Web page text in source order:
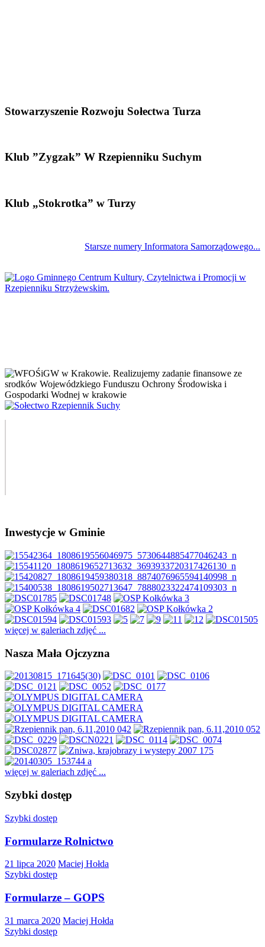
Stowarzyszenie Rozwoju Sołectwa Turza
Klub ”Zygzak” W Rzepienniku Suchym
Klub „Stokrotka” w Turzy
Starsze numery Informatora Samorządowego...
Inwestycje w Gminie
więcej w galeriach zdjęć ...
Nasza Mała Ojczyzna
więcej w galeriach zdjęć ...
Szybki dostęp
Szybki dostęp
Formularze Rolnictwo
21 lipca 2020 Maciej Hołda
Szybki dostęp
Formularze – GOPS
31 marca 2020 Maciej Hołda
Szybki dostęp